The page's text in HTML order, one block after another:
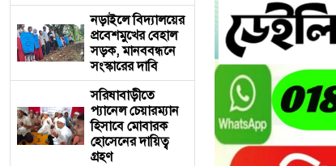
নড়াইলে বিদ্যালয়ের
প্রবেশমুখের বেহাল
সড়ক, মানববন্ধনে
সংস্কারের দাবি
সরিষাবাড়ীতে
প্যানেল চেয়ারম্যান
হিসাবে মোবারক
হোসেনের দায়িত্ব
গ্রহণ